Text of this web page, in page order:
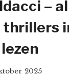
–
thrillers
2025